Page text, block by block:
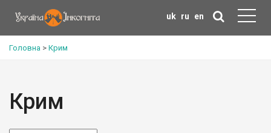
uk ru en
Головна > Крим
Крим